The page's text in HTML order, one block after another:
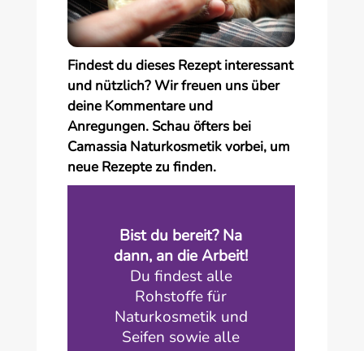
Findest du dieses Rezept interessant
und nützlich? Wir freuen uns über
deine Kommentare und
Anregungen. Schau öfters bei
Camassia Naturkosmetik vorbei, um
neue Rezepte zu finden.
Bist du bereit? Na
dann, an die Arbeit!
Du findest alle
Rohstoffe für
Naturkosmetik und
Seifen sowie alle